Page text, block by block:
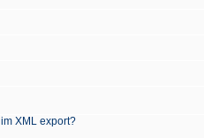
XML export?